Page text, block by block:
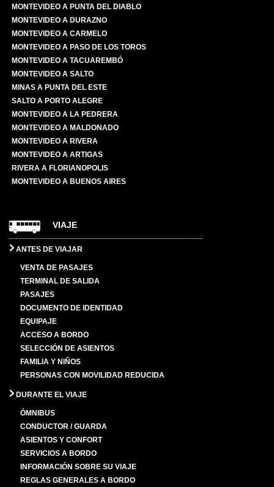
MONTEVIDEO A PUNTA DEL DIABLO
MONTEVIDEO A DURAZNO
MONTEVIDEO A CARMELO
MONTEVIDEO A PASO DE LOS TOROS
MONTEVIDEO A TACUAREMBÓ
MONTEVIDEO A SALTO
MINAS A PUNTA DEL ESTE
SALTO A PORTO ALEGRE
MONTEVIDEO A LA PEDRERA
MONTEVIDEO A MALDONADO
MONTEVIDEO A RIVERA
MONTEVIDEO A ARTIGAS
RIVERA A FLORIANOPOLIS
MONTEVIDEO A BUENOS AIRES
VIAJE
ANTES DE VIAJAR
VENTA DE PASAJES
TERMINAL DE SALIDA
PASAJES
DOCUMENTO DE IDENTIDAD
EQUIPAJE
ACCESO A BORDO
SELECCIÓN DE ASIENTOS
FAMILIA Y NIÑOS
PERSONAS CON MOVILIDAD REDUCIDA
DURANTE EL VIAJE
ÓMNIBUS
CONDUCTOR / GUARDA
ASIENTOS Y CONFORT
SERVICIOS A BORDO
INFORMACIÓN SOBRE SU VIAJE
REGLAS GENERALES A BORDO